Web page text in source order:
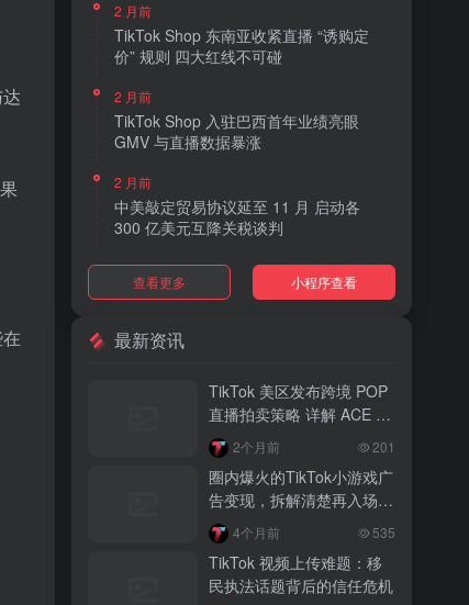
2 月前
TikTok Shop 东南亚收紧直播 “诱购定
价” 规则 四大红线不可碰
2 月前
TikTok Shop 入驻巴西首年业绩亮眼
GMV 与直播数据暴涨
2 月前
中美敲定贸易协议延至 11 月 启动各
300 亿美元互降关税谈判
2 月前
TikTok Shop 上线 “三日达” 标签 履约
2 月前
者接受 AI 代下单
TikTok Shop 爱尔兰全面开放入驻 本土
品牌可零门槛开店
音乐节降噪耳塞风靡欧美 DTC 品牌单日
营收突破 200 万元
查看更多 小程序查看
最新资讯
TikTok 美区发布跨境 POP
直播拍卖策略 详解 ACE 选
品与三大拍卖机制
2个月前 201
圈内爆火的TikTok小游戏广
告变现，拆解清楚再入场，
别盲目跟风
4个月前 535
TikTok 视频上传难题：移
民执法话题背后的信任危机